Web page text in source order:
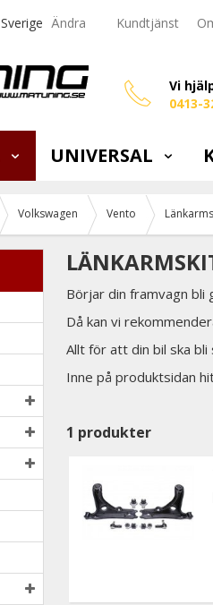
Sverige Ändra Kundtjänst
Vi
0413-
UNIVERSAL
Volkswagen Vento
Börjar din framvagn bli
Då kan vi
Allt för att din bil ska
Inne på produktsidan
1 produkter